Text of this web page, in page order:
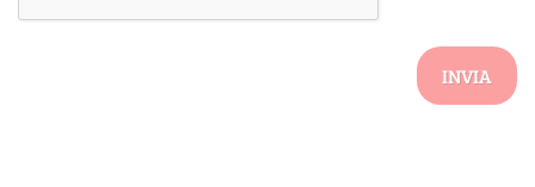
INVIA